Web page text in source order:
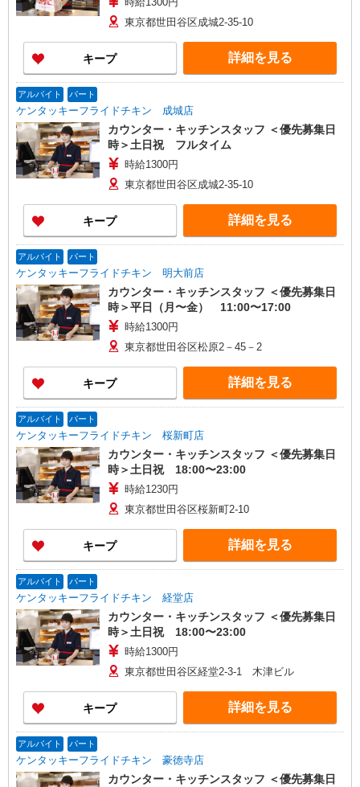
東京都世田谷区成城2-35-10
キープ 詳細を見る
アルバイト パート
ケンタッキーフライドチキン 成城店
カウンター・キッチンスタッフ ＜優先募集日
時＞土日祝 フルタイム
時給1300円
東京都世田谷区成城2-35-10
キープ 詳細を見る
アルバイト パート
ケンタッキーフライドチキン 明大前店
カウンター・キッチンスタッフ ＜優先募集日
時＞平日（月〜金） 11:00〜17:00
時給1300円
東京都世田谷区松原2－45－2
キープ 詳細を見る
アルバイト パート
ケンタッキーフライドチキン 桜新町店
カウンター・キッチンスタッフ ＜優先募集日
時＞土日祝 18:00〜23:00
時給1230円
東京都世田谷区桜新町2-10
キープ 詳細を見る
アルバイト パート
ケンタッキーフライドチキン 経堂店
カウンター・キッチンスタッフ ＜優先募集日
時＞土日祝 18:00〜23:00
時給1300円
東京都世田谷区経堂2-3-1 木津ビル
キープ 詳細を見る
アルバイト パート
ケンタッキーフライドチキン 豪徳寺店
カウンター・キッチンスタッフ ＜優先募集日